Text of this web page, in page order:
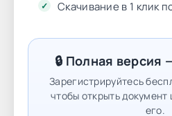
Скачивание в 1 клик
🔒 Полная версия
Зарегистрируйтесь
чтобы открыть
его.